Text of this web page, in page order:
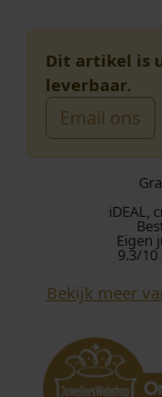
Dit artikel is
leverbaar.
Email ons
iDEAL,
Eigen
9.3/
Bekijk meer